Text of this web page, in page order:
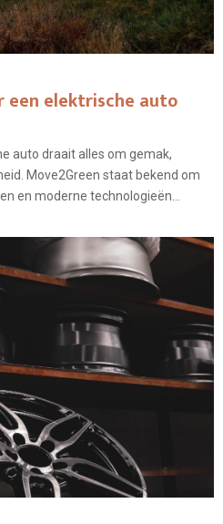
een elektrische auto
auto draait alles om gemak,
Move2Green staat bekend om
en moderne technologieën...